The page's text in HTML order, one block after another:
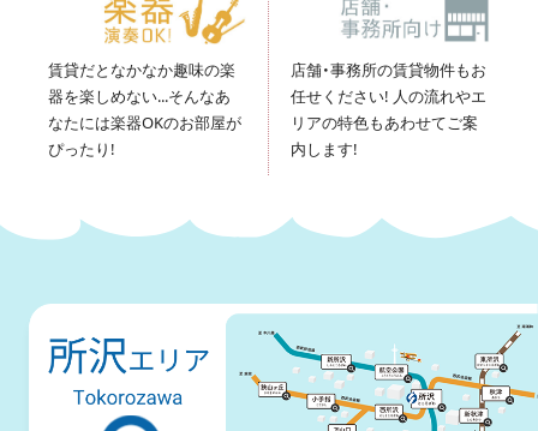
賃貸だとなかなか趣味の楽
器を楽しめない...そんなあ
なたには楽器OKのお部屋が
ぴったり!
店舗・事務所の賃貸物件もお
任せください! 人の流れやエ
リアの特色もあわせてご案
内します!